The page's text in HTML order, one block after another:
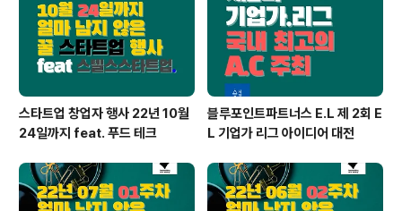
스타트업 창업자 행사 22년 10월
24일까지 feat. 푸드 테크
블루포인트파트너스 E.L 제 2회 E
L 기업가 리그 아이디어 대전